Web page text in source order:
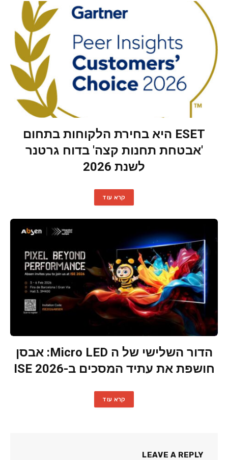
ESET היא בחירת הלקוחות בתחום
'אבטחת תחנות קצה' בדוח גרטנר
לשנת 2026
קרא עוד
הדור השלישי של ה Micro LED: אבסן
חושפת את עתיד המסכים ב-ISE 2026
קרא עוד
LEAVE A REPLY